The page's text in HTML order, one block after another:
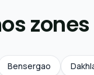
Bensergao